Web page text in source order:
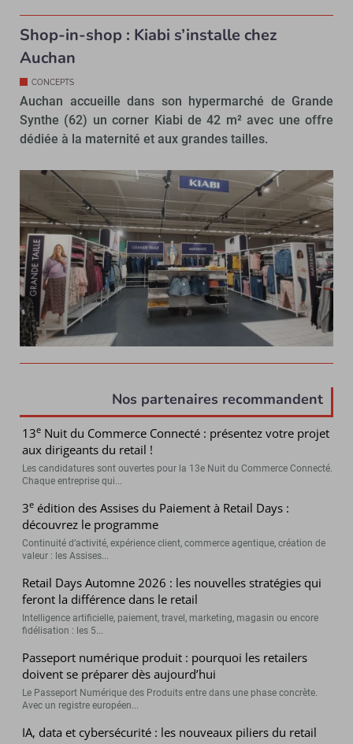
Shop-in-shop : Kiabi s’installe chez
Auchan
CONCEPTS
Auchan accueille dans son hypermarché de Grande
Synthe (62) un corner Kiabi de 42 m² avec une offre
dédiée à la maternité et aux grandes tailles.
Nos partenaires recommandent
13e Nuit du Commerce Connecté : présentez votre projet
aux dirigeants du retail !
Les candidatures sont ouvertes pour la 13e Nuit du Commerce Connecté.
Chaque entreprise qui...
3e édition des Assises du Paiement à Retail Days :
découvrez le programme
Continuité d’activité, expérience client, commerce agentique, création de
valeur : les Assises...
Retail Days Automne 2026 : les nouvelles stratégies qui
feront la différence dans le retail
Intelligence artificielle, paiement, travel, marketing, magasin ou encore
fidélisation : les 5...
Passeport numérique produit : pourquoi les retailers
doivent se préparer dès aujourd’hui
Le Passeport Numérique des Produits entre dans une phase concrète.
Avec un registre européen...
IA, data et cybersécurité : les nouveaux piliers du retail